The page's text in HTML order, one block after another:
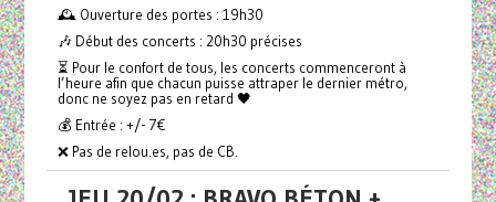
🕰️ Ouverture des portes : 19h30
🎶 Début des concerts : 20h30 précises
⏳ Pour le confort de tous, les concerts commenceront à
l’heure afin que chacun puisse attraper le dernier métro,
donc ne soyez pas en retard 🖤
💰 Entrée : +/- 7€
❌ Pas de relou.es, pas de CB.